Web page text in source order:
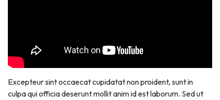
Excepteur sint occaecat cupidatat non proident, sunt in
culpa qui officia deserunt mollit anim id est laborum. Sed ut